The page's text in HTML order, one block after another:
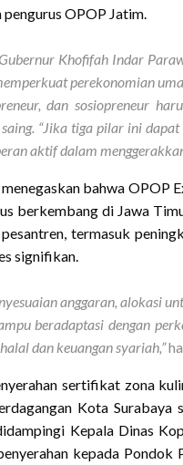
OPOP Jatim.
Khofifah Indar
perekonomian
dan sosiopreneur
“Jika tiga pilar ini
aktif dalam
bahwa OPOP
berkembang di Jawa
termasuk
signifikan.
anggaran, alokasi
beradaptasi dengan
dan keuangan syariah,”
sertifikat zona
Kota Surabaya
Kepala Dinas
kepada Pondok